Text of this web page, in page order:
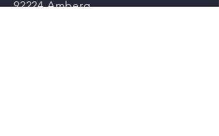
92224 Amberg